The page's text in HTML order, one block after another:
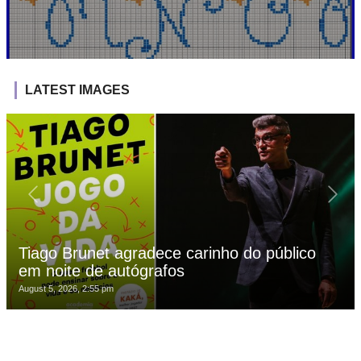
LATEST IMAGES
Tiago Brunet agradece carinho do público
em noite de autógrafos
August 5, 2026, 2:55 pm